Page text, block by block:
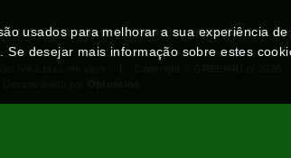
de Privacidade Livro de reclamações
usados para melhorar a sua experiência
desejar mais informação sobre estes